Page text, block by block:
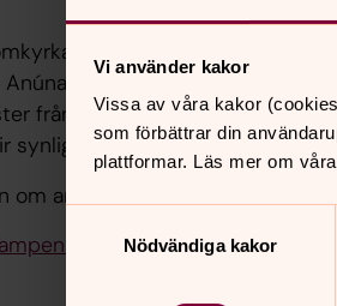
Vi använder kakor
Vissa av våra kakor
som förbättrar din
plattformar. Läs mer om
Nödvändiga kakor
hålls invigningskonsert för
och violinisten Linda
från Irland. Svenska kyrkan
synliga och ljudliga.
om artisterna finns på